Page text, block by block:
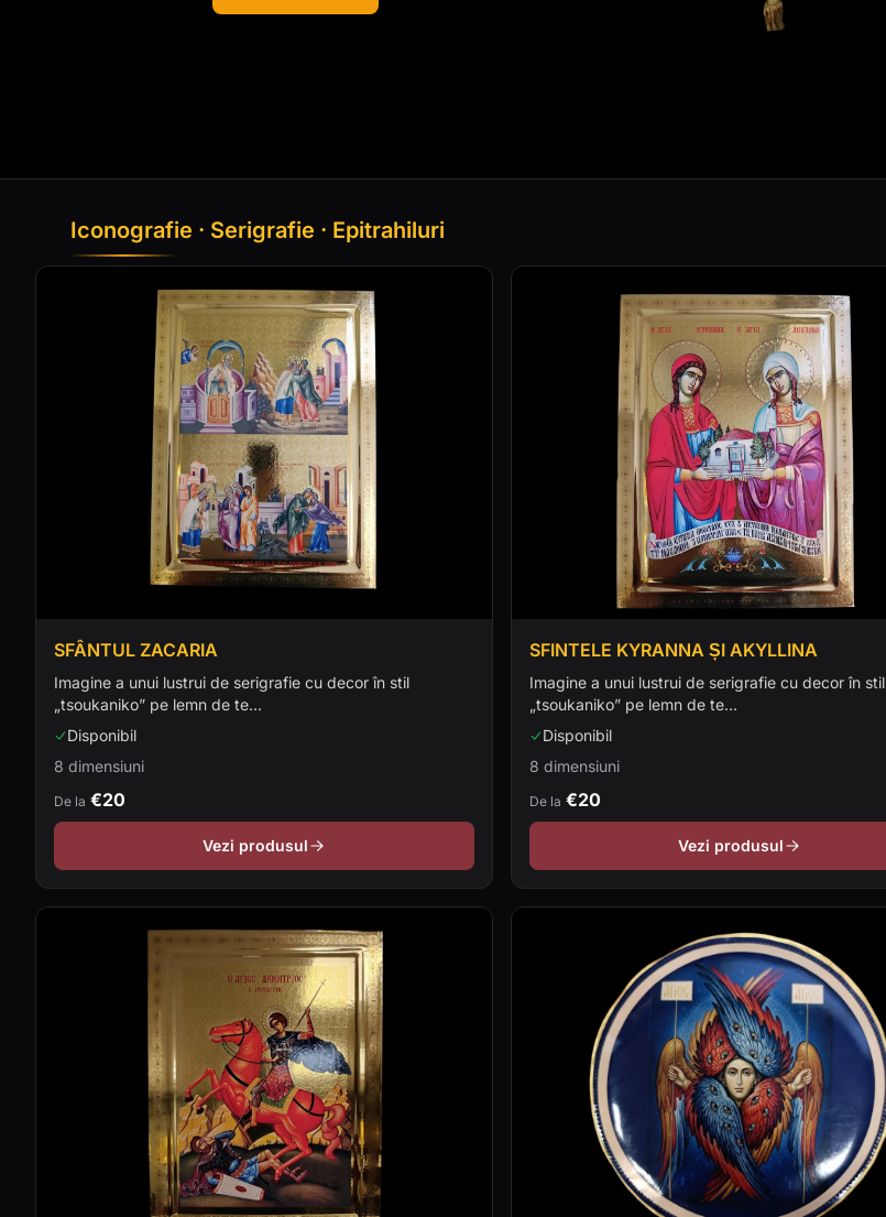
Iconografie · Serigrafie · Epitrahiluri
Produse
SFÂNTUL ZACARIA
Imagine a unui lustrui de serigrafie cu decor în stil
„tsoukaniko” pe lemn de te...
Disponibil
8 dimensiuni
De la €20
Vezi produsul
SFINTELE KYRANNA ȘI AKYLLINA
Imagine a unui lustrui de serigrafie cu decor în stil
„tsoukaniko” pe lemn de te...
Disponibil
8 dimensiuni
De la €20
Vezi produsul